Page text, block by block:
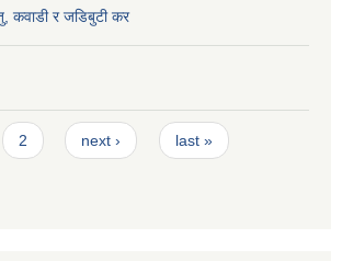
कवाडी र जडिबुटी कर
2 next › last »